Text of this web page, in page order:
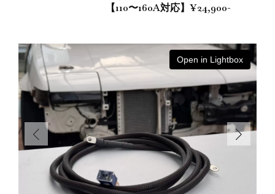
【110〜160A対応】¥24,900-
Open in Lightbox